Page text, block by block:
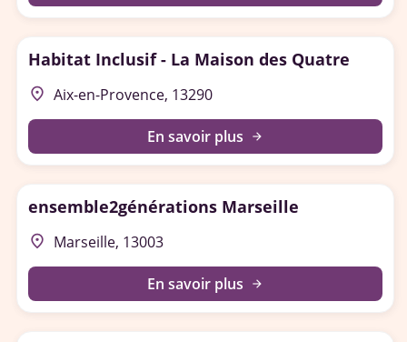
Habitat Inclusif - La Maison des Quatre
place Aix-en-Provence, 13290
En savoir plus arrow_forward
ensemble2générations Marseille
place Marseille, 13003
En savoir plus arrow_forward